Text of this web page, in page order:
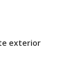
exterior